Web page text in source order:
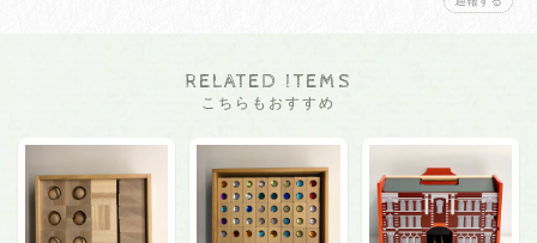
RELATED ITEMS
こちらもおすすめ